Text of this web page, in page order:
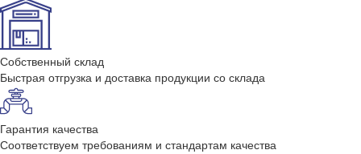
Собственный склад
Быстрая отгрузка и доставка продукции со склада
Гарантия качества
Соответствуем требованиям и стандартам качества